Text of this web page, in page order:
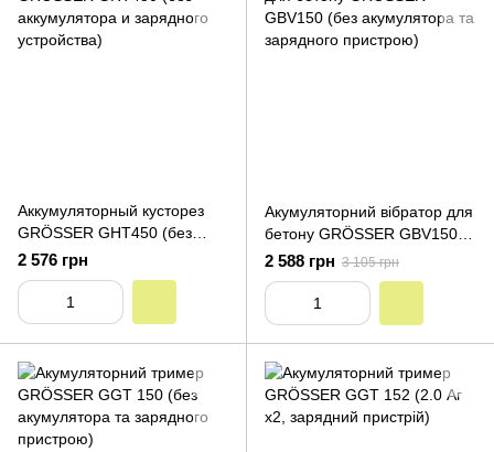
Аккумуляторный кусторез
GRÖSSER GHT450 (без
аккумулятора и зарядного
устройства)
2 576 грн
Акумуляторний вібратор для
бетону GRÖSSER GBV150
(без акумулятора та
зарядного пристрою)
2 588 грн 3 105 грн